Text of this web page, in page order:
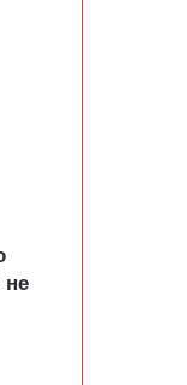
не